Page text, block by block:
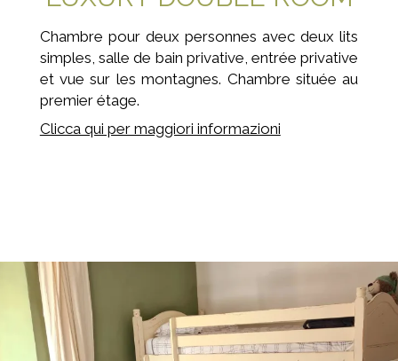
Chambre pour deux personnes avec deux lits
simples, salle de bain privative, entrée privative
et vue sur les montagnes. Chambre située au
premier étage.
Clicca qui per maggiori informazioni